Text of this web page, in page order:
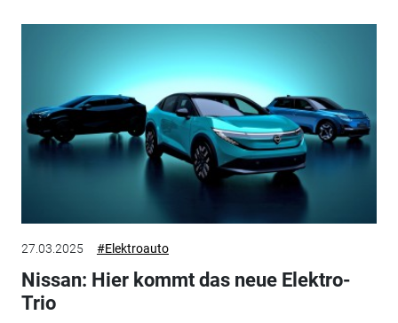
27.03.2025 #Elektroauto
Nissan: Hier kommt das neue Elektro-
Trio